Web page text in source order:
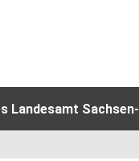
Landesamt